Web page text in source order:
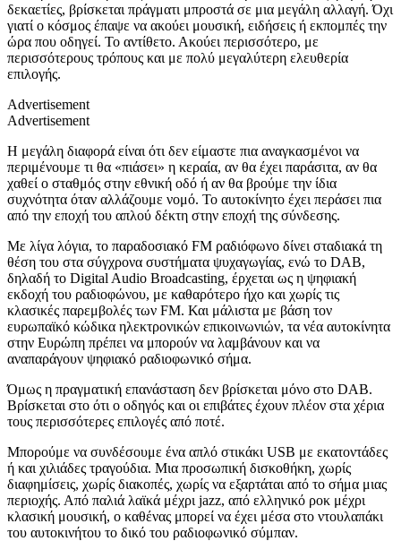
δεκαετίες, βρίσκεται πράγματι μπροστά σε μια μεγάλη αλλαγή. Όχι
γιατί ο κόσμος έπαψε να ακούει μουσική, ειδήσεις ή εκπομπές την
ώρα που οδηγεί. Το αντίθετο. Ακούει περισσότερο, με
περισσότερους τρόπους και με πολύ μεγαλύτερη ελευθερία
επιλογής.
Advertisement
Advertisement
Η μεγάλη διαφορά είναι ότι δεν είμαστε πια αναγκασμένοι να
περιμένουμε τι θα «πιάσει» η κεραία, αν θα έχει παράσιτα, αν θα
χαθεί ο σταθμός στην εθνική οδό ή αν θα βρούμε την ίδια
συχνότητα όταν αλλάζουμε νομό. Το αυτοκίνητο έχει περάσει πια
από την εποχή του απλού δέκτη στην εποχή της σύνδεσης.
Με λίγα λόγια, το παραδοσιακό FM ραδιόφωνο δίνει σταδιακά τη
θέση του στα σύγχρονα συστήματα ψυχαγωγίας, ενώ το DAB,
δηλαδή το Digital Audio Broadcasting, έρχεται ως η ψηφιακή
εκδοχή του ραδιοφώνου, με καθαρότερο ήχο και χωρίς τις
κλασικές παρεμβολές των FM. Και μάλιστα με βάση τον
ευρωπαϊκό κώδικα ηλεκτρονικών επικοινωνιών, τα νέα αυτοκίνητα
στην Ευρώπη πρέπει να μπορούν να λαμβάνουν και να
αναπαράγουν ψηφιακό ραδιοφωνικό σήμα.
Όμως η πραγματική επανάσταση δεν βρίσκεται μόνο στο DAB.
Βρίσκεται στο ότι ο οδηγός και οι επιβάτες έχουν πλέον στα χέρια
τους περισσότερες επιλογές από ποτέ.
Μπορούμε να συνδέσουμε ένα απλό στικάκι USB με εκατοντάδες
ή και χιλιάδες τραγούδια. Μια προσωπική δισκοθήκη, χωρίς
διαφημίσεις, χωρίς διακοπές, χωρίς να εξαρτάται από το σήμα μιας
περιοχής. Από παλιά λαϊκά μέχρι jazz, από ελληνικό ροκ μέχρι
κλασική μουσική, ο καθένας μπορεί να έχει μέσα στο ντουλαπάκι
του αυτοκινήτου το δικό του ραδιοφωνικό σύμπαν.